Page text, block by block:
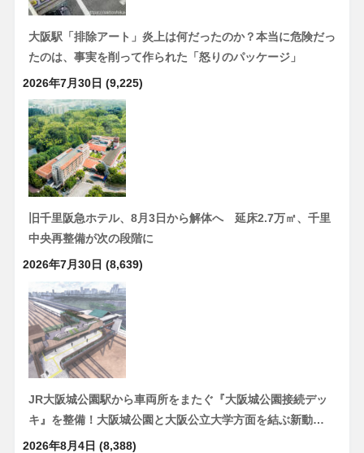
大阪駅「排除アート」炎上は何だったのか？本当に危険だっ
たのは、事実を削って作られた「怒りのパッケージ」
2026年7月30日 (9,225)
旧千里阪急ホテル、8月3日から解体へ 延床2.7万㎡、千里
中央再整備が次の段階に
2026年7月30日 (8,639)
JR大阪城公園駅から車両所をまたぐ『大阪城公園接続デッ
キ』を整備！大阪城公園と大阪公立大学方面を結ぶ新動…
2026年8月4日 (8,388)